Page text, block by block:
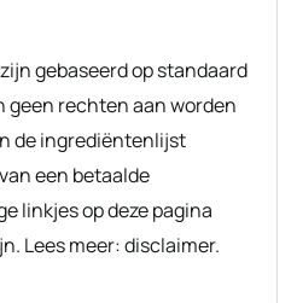
rechten aan worden
de ingrediëntenlijst
een betaalde
linkjes op deze pagina
Lees meer: disclaimer.